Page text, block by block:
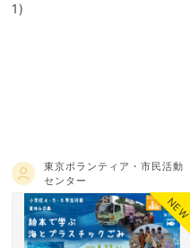
1)
東京ボランティア・市民活動
センター
NEW